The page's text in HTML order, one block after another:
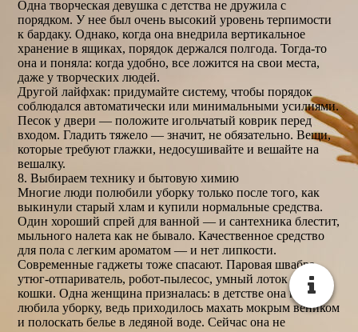
Одна творческая девушка с детства не дружила с
порядком. У нее был очень высокий уровень терпимости
к бардаку. Однако, когда она внедрила вертикальное
хранение в ящиках, порядок держался полгода. Тогда-то
она и поняла: когда удобно, все ложится на свои места,
даже у творческих людей.
Другой лайфхак: придумайте систему, чтобы порядок
соблюдался автоматически или минимальными усилиями.
Песок у двери — положите игольчатый коврик перед
входом. Гладить тяжело — значит, не обязательно. Вещи,
которые требуют глажки, недосушивайте и вешайте на
вешалку.
8. Выбираем технику и бытовую химию
Многие люди полюбили уборку только после того, как
выкинули старый хлам и купили нормальные средства.
Один хороший спрей для ванной — и сантехника блестит,
мыльного налета как не бывало. Качественное средство
для пола с легким ароматом — и нет липкости.
Современные гаджеты тоже спасают. Паровая швабра,
утюг-отпариватель, робот-пылесос, умный лоток для
кошки. Одна женщина призналась: в детстве она не
любила уборку, ведь приходилось махать мокрым веником
и полоскать белье в ледяной воде. Сейчас она не